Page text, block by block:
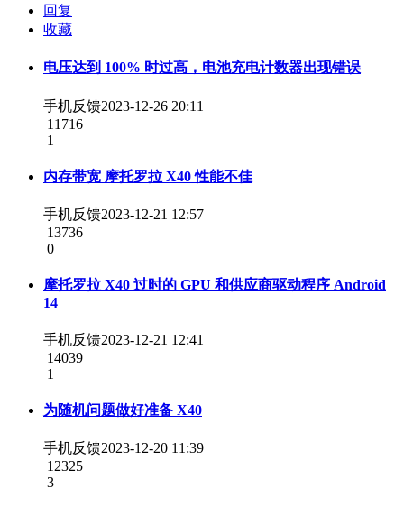
回复
收藏
电压达到 100% 时过高，电池充电计数器出现错误
手机反馈2023-12-26 20:11
11716
1
内存带宽 摩托罗拉 X40 性能不佳
手机反馈2023-12-21 12:57
13736
0
摩托罗拉 X40 过时的 GPU 和供应商驱动程序 Android
14
手机反馈2023-12-21 12:41
14039
1
为随机问题做好准备 X40
手机反馈2023-12-20 11:39
12325
3